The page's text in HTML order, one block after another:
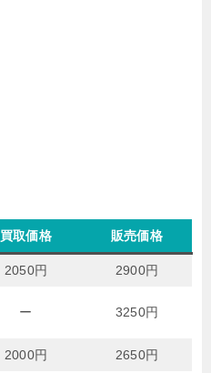
買取価格 販売価格
2050円 2900円
ー 3250円
2000円 2650円